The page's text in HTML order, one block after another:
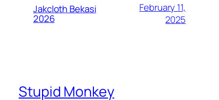
Jakcloth Bekasi
2026
February 11,
2025
Stupid Monkey